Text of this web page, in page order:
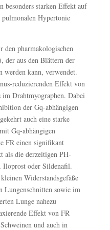
besonders starken Effekt auf
Hypertonie
den pharmakologischen
der aus den Blättern der
werden kann, verwendet.
reduzierenden Effekt von
Drahtmyographen. Dabei
der Gq-abhängigen
auch eine starke
Gq-abhängigen
FR einen signifikant
als die derzeitigen PH-
Iloprost oder Sildenafil.
Widerstandsgefäße
sowie im
Lunge nahezu
Effekt von FR
und auch in